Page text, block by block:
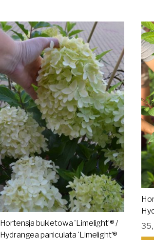
Hortensja bukietowa 'Limelight’® /
Hydrangea paniculata 'Limelight’®